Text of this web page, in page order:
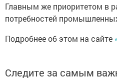
Главным же приоритетом в
потребностей
Подробнее об этом на сайте
Следите за самым